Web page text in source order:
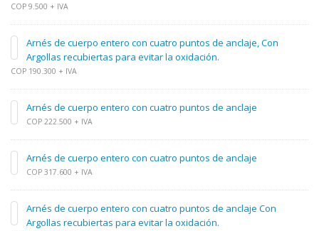
COP 9.500 + IVA
Arnés de cuerpo entero con cuatro puntos de anclaje, Con
Argollas recubiertas para evitar la oxidación.
COP 190.300 + IVA
Arnés de cuerpo entero con cuatro puntos de anclaje
COP 222.500 + IVA
Arnés de cuerpo entero con cuatro puntos de anclaje
COP 317.600 + IVA
Arnés de cuerpo entero con cuatro puntos de anclaje Con
Argollas recubiertas para evitar la oxidación.